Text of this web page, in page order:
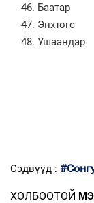
Баатар
Ушаандар
Сэдвүүд :
ХОЛБООТОЙ